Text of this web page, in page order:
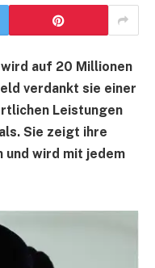
auf 20 Millionen
verdankt sie einer
Leistungen
Sie zeigt ihre
und wird mit jedem